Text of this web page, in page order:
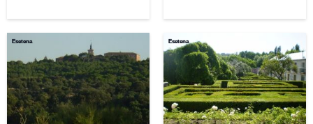
Esetena Esetena